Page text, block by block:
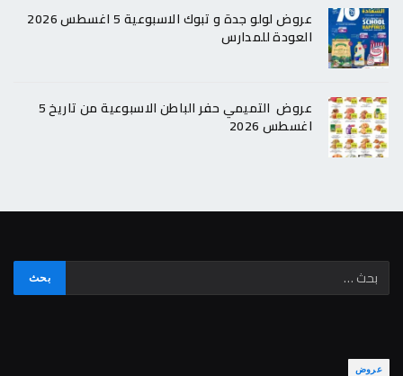
عروض لولو جدة و تبوك الاسبوعية 5 اغسطس 2026
العودة للمدارس
عروض التميمي حفر الباطن الاسبوعية من تاريخ 5
اغسطس 2026
عروض